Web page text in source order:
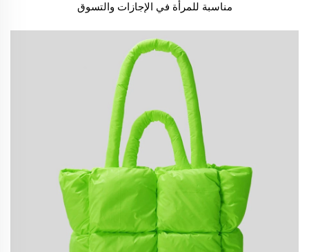
مناسبة للمرأة في الإجازات والتسوق